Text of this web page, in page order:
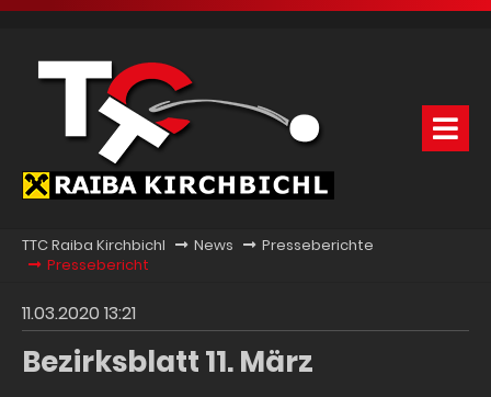
TTC Raiba Kirchbichl News
Presseberichte
Pressebericht
11.03.2020 13:21
Bezirksblatt 11. März